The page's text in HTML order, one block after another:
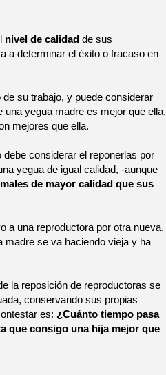
nivel de calidad de sus
a determinar el éxito o fracaso en
su trabajo, y puede considerar
yegua madre es mejor que ella,
mejores que ella.
considerar el reponerlas por
yegua de igual calidad, -aunque
de mayor calidad que sus
a una reproductora por otra nueva.
madre se va haciendo vieja y ha
la reposición de reproductoras se
conservando sus propias
es: ¿Cuánto tiempo pasa
que consigo una hija mejor que